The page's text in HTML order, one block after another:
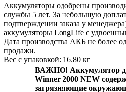
Аккумуляторы одобрены
службы 5 лет. За небольшую
подтверждении заказа у
аккумуляторы LongLife с
Дата производства АКБ не более
продажи.
Вес с упаковкой: 16.80 кг
ВАЖНО! Аккумулятор
Winner 2000 NEW
загрязняющие